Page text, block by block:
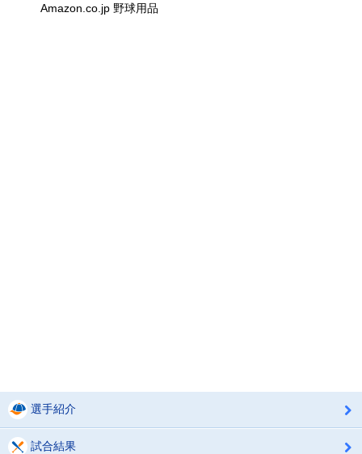
Amazon.co.jp 野球用品
選手紹介
試合結果